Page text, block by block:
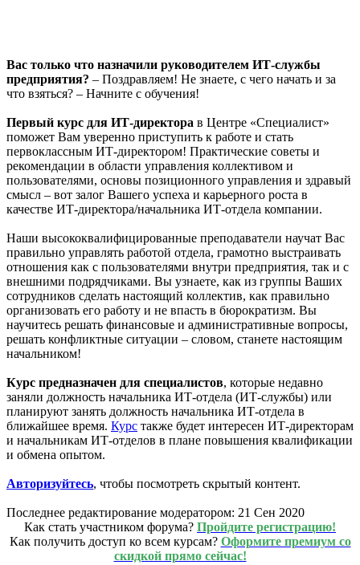
Вас только что назначили руководителем ИТ-службы
предприятия? – Поздравляем! Не знаете, с чего начать и за
что взяться? – Начните с обучения!
Первый курс для ИТ-директора в Центре «Специалист»
поможет Вам уверенно приступить к работе и стать
первоклассным ИТ-директором! Практические советы и
рекомендации в области управления коллективом и
пользователями, основы позиционного управления и здравый
смысл – вот залог Вашего успеха и карьерного роста в
качестве ИТ-директора/начальника ИТ-отдела компании.
Наши высококвалифицированные преподаватели научат Вас
правильно управлять работой отдела, грамотно выстраивать
отношения как с пользователями внутри предприятия, так и с
внешними подрядчиками. Вы узнаете, как из группы Ваших
сотрудников сделать настоящий коллектив, как правильно
организовать его работу и не впасть в бюрократизм. Вы
научитесь решать финансовые и административные вопросы,
решать конфликтные ситуации – словом, станете настоящим
начальником!
Курс предназначен для специалистов, которые недавно
заняли должность начальника ИТ-отдела (ИТ-службы) или
планируют занять должность начальника ИТ-отдела в
ближайшее время. Курс также будет интересен ИТ-директорам
и начальникам ИТ-отделов в плане повышения квалификации
и обмена опытом.
Авторизуйтесь, чтобы посмотреть скрытый контент.
Последнее редактирование модератором: 21 Сен 2020
Как стать участником форума? Пройдите регистрацию!
Как получить доступ ко всем курсам? Оформите премиум со
скидкой прямо сейчас!